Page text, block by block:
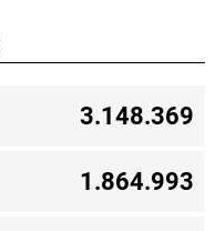
3.148.369
1.864.993